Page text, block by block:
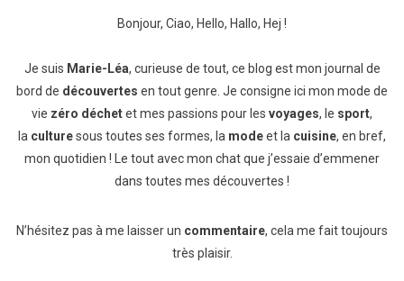
Bonjour, Ciao, Hello, Hallo, Hej !
Je suis Marie-Léa, curieuse de tout, ce blog est mon journal de
bord de découvertes en tout genre. Je consigne ici mon mode de
vie zéro déchetet mes passions pour les voyages, le sport,
la culturesous toutes ses formes, la modeet la cuisine, en bref,
mon quotidien ! Le tout avec mon chat que j’essaie d’emmener
dans toutes mes découvertes !
N’hésitez pas à me laisser un commentaire, cela me fait toujours
très plaisir.